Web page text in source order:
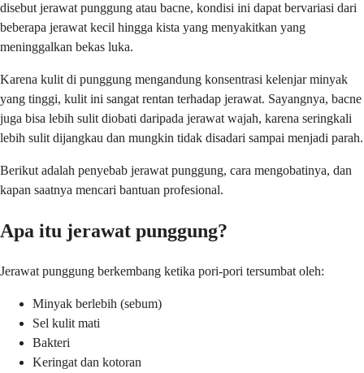
disebut jerawat punggung atau bacne, kondisi ini dapat bervariasi dari
beberapa jerawat kecil hingga kista yang menyakitkan yang
meninggalkan bekas luka.
Karena kulit di punggung mengandung konsentrasi kelenjar minyak
yang tinggi, kulit ini sangat rentan terhadap jerawat. Sayangnya, bacne
juga bisa lebih sulit diobati daripada jerawat wajah, karena seringkali
lebih sulit dijangkau dan mungkin tidak disadari sampai menjadi parah.
Berikut adalah penyebab jerawat punggung, cara mengobatinya, dan
kapan saatnya mencari bantuan profesional.
Apa itu jerawat punggung?
Jerawat punggung berkembang ketika pori-pori tersumbat oleh:
Minyak berlebih (sebum)
Sel kulit mati
Bakteri
Keringat dan kotoran